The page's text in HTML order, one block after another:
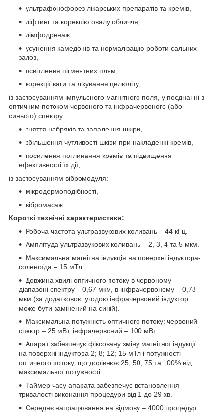
ультрафонофорез лікарських препаратів та кремів,
ліфтинг та корекцію овалу обличчя,
лімфодренаж,
усунення камедонів та нормалізацію роботи сальних
залоз,
освітлення пігментних плям,
корекції ваги та лікування целюліту;
із застосуванням імпульсного магнітного поля, у поєднанні з
оптичним потоком червоного та інфрачервоного (або
синього) спектру:
зняття набряків та запалення шкіри,
збільшення чутливості шкіри при накладенні кремів,
посилення поглинання кремів та підвищення
ефективності їх дії;
із застосуванням вібромодуля:
мікродермоподібності,
вібромасаж.
Короткі технічні характеристики:
Робоча частота ультразвукових коливань – 44 кГц.
Амплітуда ультразвукових коливань – 2, 3, 4 та 5 мкм.
Максимальна магнітна індукція на поверхні індуктора-
соленоїда – 15 мТл.
Довжина хвилі оптичного потоку в червоному
діапазоні спектру – 0,67 мкм, в інфрачервоному – 0,78
мкм (за додатковою угодою інфрачервоний індуктор
може бути замінений на синій).
Максимальна потужність оптичного потоку: червоний
спектр – 25 мВт, інфрачервоний – 100 мВт.
Апарат забезпечує фіксовану зміну магнітної індукції
на поверхні індуктора 2; 8; 12; 15 мТл і потужності
оптичного потоку, що дорівнює 25, 50, 75 та 100% від
максимальної потужності.
Таймер часу апарата забезпечує встановлення
тривалості виконання процедури від 1 до 29 хв.
Середнє напрацювання на відмову – 4000 процедур.